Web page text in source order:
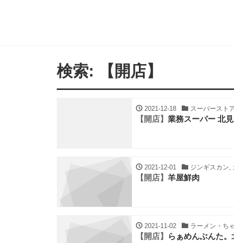
検索: 【開店】
2021-12-18 スーパースト
【開店】 業務スーパー 北
2021-12-01 ジンギスカン,
【開店】 羊屋鮮肉
2021-11-02 ラーメン・ち
【開店】 らぁめんぶんた。